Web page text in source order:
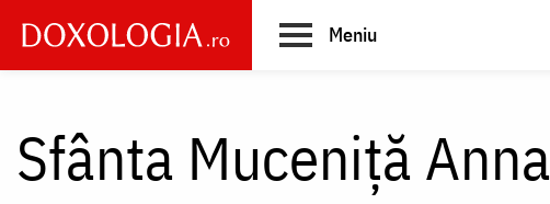
main
Meniu
Sfânta Muceniță Anna